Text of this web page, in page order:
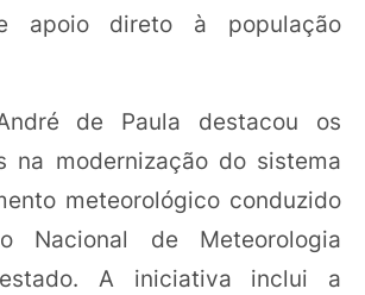
apoio direto à população
de Paula destacou os
na modernização do sistema
meteorológico conduzido
Nacional de Meteorologia
A iniciativa inclui a